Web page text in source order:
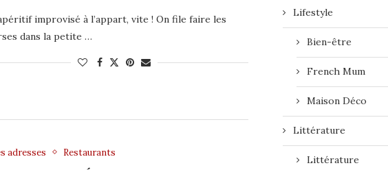
improvisé à l’appart, vite ! On file faire les
dans la petite …
adresses Restaurants
Lifestyle
Bien-être
French Mum
Maison Déco
Littérature
Littérature